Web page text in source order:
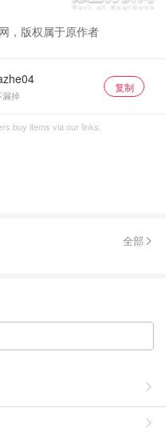
，版权属于原作者
漏掉
复制
buy items via our links.
全部